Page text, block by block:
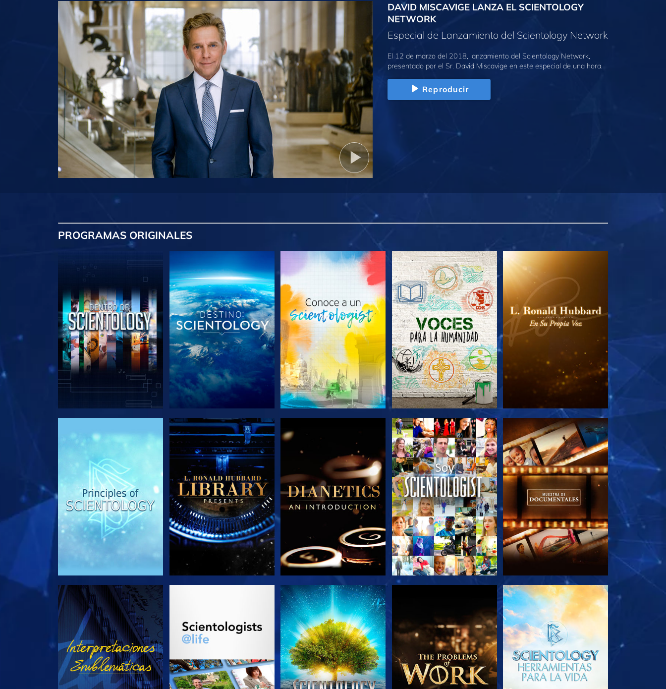
DAVID MISCAVIGE LANZA EL SCIENTOLOGY
NETWORK
Especial de Lanzamiento del Scientology Network
El 12 de marzo del 2018, lanzamiento del Scientology Network,
presentado por el Sr. David Miscavige en este especial de una hora.
Reproducir
PROGRAMAS ORIGINALES
EXPLORA LAS SERIES EXPLORA LAS SERIES EXPLORA LAS SERIES EXPLORA LAS SERIES EXPLORA LAS SERIES
VE EXPLORA LAS SERIES